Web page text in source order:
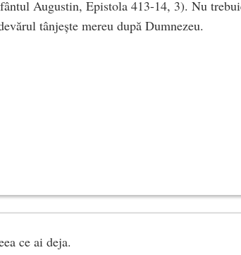
Augustin, Epistola 413-14, 3). Nu
tânjește mereu după Dumnezeu.
ce ai deja.